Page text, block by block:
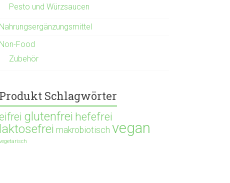
Pesto und Würzsaucen
Nahrungsergänzungsmittel
Non-Food
Zubehör
Produkt Schlagwörter
glutenfrei hefefrei
laktosefrei makrobiotisch vegan